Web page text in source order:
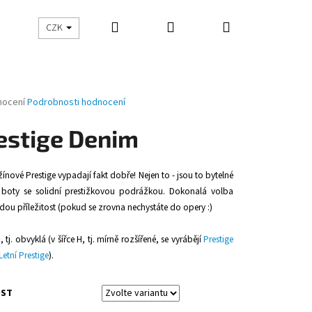
CZK Hledat PřihlášeníNákupní
Podrobnosti hodnocení
Denim
Prestige vypadají fakt dobře! Nejen to - jsou to bytelné
se solidní prestižkovou podrážkou. Dokonalá volba
příležitost (pokud se zrovna nechystáte do opery :)
, tj. obvyklá (v šířce H, tj. mírně rozšířené, se vyrábějíPrestige
Prestige).